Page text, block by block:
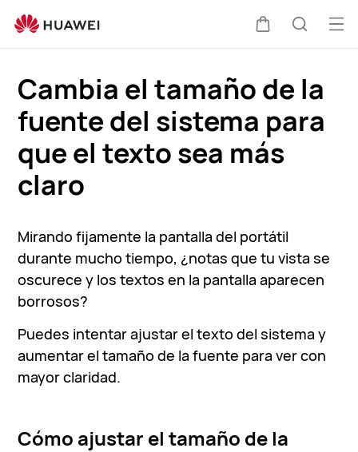
técnico
Cambia el tamaño de la
fuente del sistema para
que el texto sea más
claro
Mirando fijamente la pantalla del portátil
durante mucho tiempo, ¿notas que tu vista se
oscurece y los textos en la pantalla aparecen
borrosos?
Puedes intentar ajustar el texto del sistema y
aumentar el tamaño de la fuente para ver con
mayor claridad.
Cómo ajustar el tamaño de la